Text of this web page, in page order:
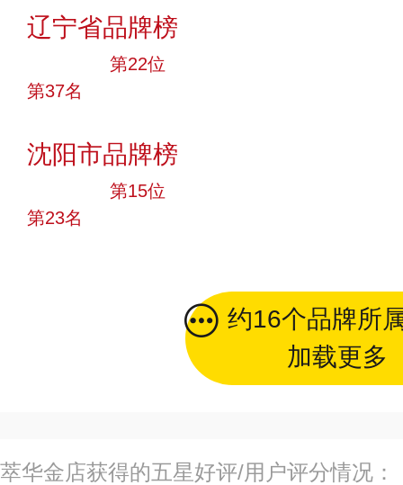
辽宁省品牌榜
第22位
第37名
沈阳市品牌榜
第15位
第23名
约16个品牌所
加载更多
萃华金店获得的五星好评/用户评分情况：